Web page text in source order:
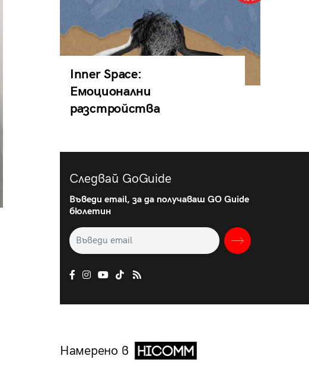
Inner Space:
Емоционални
разстройства
Следвай GoGuide
Въведи email, за да получаваш GO Guide
бюлетин
Намерено в